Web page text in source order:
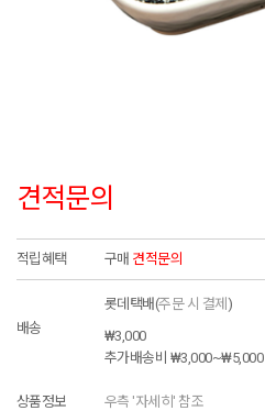
견적문의
적립혜택 구매 견적문의
배송
롯데택배(주문 시 결제 )
₩3,000
추가배송비 ₩3,000~₩5,000
상품정보 우측 '자세히' 참조